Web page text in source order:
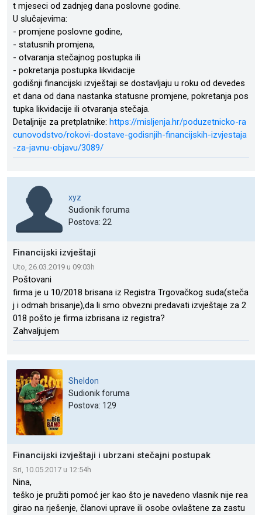
t mjeseci od zadnjeg dana poslovne godine.
U slučajevima:
- promjene poslovne godine,
- statusnih promjena,
- otvaranja stečajnog postupka ili
- pokretanja postupka likvidacije
godišnji financijski izvještaji se dostavljaju u roku od devedes
et dana od dana nastanka statusne promjene, pokretanja pos
tupka likvidacije ili otvaranja stečaja.
Detaljnije za pretplatnike: https://misljenja.hr/poduzetnicko-ra
cunovodstvo/rokovi-dostave-godisnjih-financijskih-izvjestaja
-za-javnu-objavu/3089/
xyz
Sudionik foruma
Postova: 22
Financijski izvještaji
Uto, 26.03.2019 u 09:03h
Poštovani
firma je u 10/2018 brisana iz Registra Trgovačkog suda(steča
j i odmah brisanje),da li smo obvezni predavati izvještaje za 2
018 pošto je firma izbrisana iz registra?
Zahvaljujem
Sheldon
Sudionik foruma
Postova: 129
Financijski izvještaji i ubrzani stečajni postupak
Sri, 10.05.2017 u 12:54h
Nina,
teško je pružiti pomoć jer kao što je navedeno vlasnik nije rea
girao na rješenje, članovi uprave ili osobe ovlaštene za zastu